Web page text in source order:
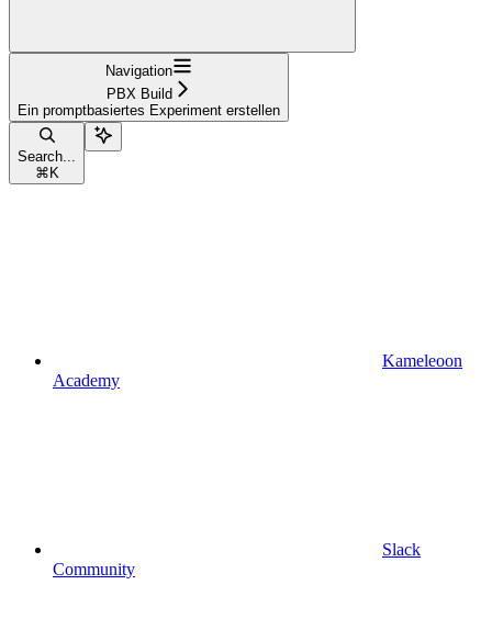
Navigation
PBX Build
Ein promptbasiertes Experiment erstellen
Search...
⌘ K
Kameleoon
Academy
Slack
Community